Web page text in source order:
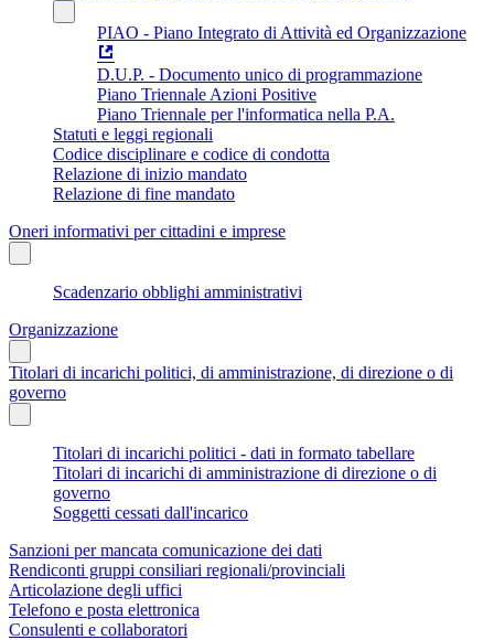
PIAO - Piano Integrato di Attività ed Organizzazione
D.U.P. - Documento unico di programmazione
Piano Triennale Azioni Positive
Piano Triennale per l'informatica nella P.A.
Statuti e leggi regionali
Codice disciplinare e codice di condotta
Relazione di inizio mandato
Relazione di fine mandato
Oneri informativi per cittadini e imprese
Scadenzario obblighi amministrativi
Organizzazione
Titolari di incarichi politici, di amministrazione, di direzione o di
governo
Titolari di incarichi politici - dati in formato tabellare
Titolari di incarichi di amministrazione di direzione o di
governo
Soggetti cessati dall'incarico
Sanzioni per mancata comunicazione dei dati
Rendiconti gruppi consiliari regionali/provinciali
Articolazione degli uffici
Telefono e posta elettronica
Consulenti e collaboratori